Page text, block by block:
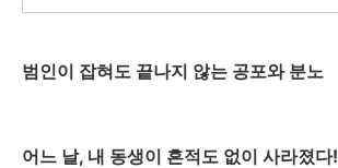
범인이 잡혀도 끝나지 않는 공포와 분노
어느 날, 내 동생이 흔적도 없이 사라졌다!